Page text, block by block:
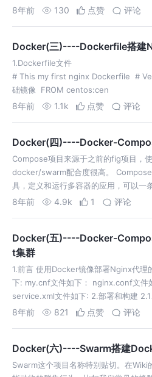
8年前 130 点赞 评论
Docker(三)----Dockerfile搭建
1.Dockerfile文件
# This my first nginx Dockerfile #
础镜像 FROM centos:cen
8年前 1.1k 点赞 评论
Docker(四)----Docker-
Compose项目来源于之前的fig项目，
docker/swarm配合度很高。
具，定义和运行多容器的应用，可以一
Docker Compose不再需要使用shell脚
8年前 4.9k 1 评论
Docker(五)----Docker-
t集群
1.前言 使用Docker镜像部署Nginx代理
下: my.cnf文件如下： nginx.conf文
service.xml文件如下: 2.部署和构建
像 2…
8年前 821 点赞 评论
Docker(六)----Swarm搭建
Swarm这个项目名称特别贴切。在